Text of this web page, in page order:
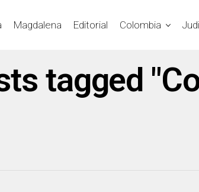
Magdalena Editorial Colombia
tagged